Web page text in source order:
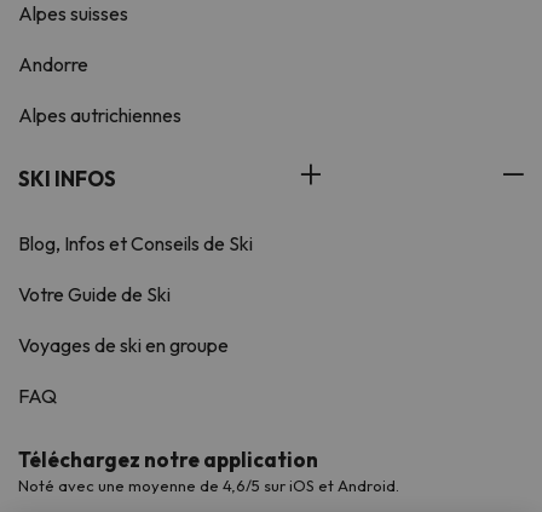
Alpes suisses
Andorre
Alpes autrichiennes
SKI INFOS
Blog, Infos et Conseils de Ski
Votre Guide de Ski
Voyages de ski en groupe
FAQ
Téléchargez notre application
Noté avec une moyenne de 4,6/5 sur iOS et Android.